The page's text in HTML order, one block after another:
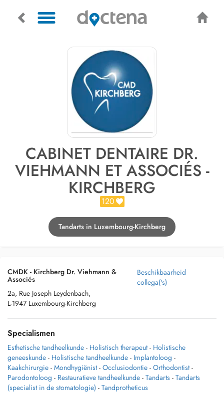
CABINET DENTAIRE DR.
VIEHMANN ET ASSOCIÉS -
KIRCHBERG
120
Tandarts in Luxembourg-Kirchberg
CMDK - Kirchberg Dr. Viehmann &
Associés
2a, Rue Joseph Leydenbach,
L-1947 Luxembourg-Kirchberg
Beschikbaarheid
collega('s)
Specialismen
Esthetische tandheelkunde - Holistisch therapeut - Holistische
geneeskunde - Holistische tandheelkunde - Implantoloog -
Kaakchirurgie - Mondhygiënist - Occlusiodontie - Orthodontist -
Parodontoloog - Restauratieve tandheelkunde - Tandarts - Tandarts
(specialist in de stomatologie) - Tandprotheticus